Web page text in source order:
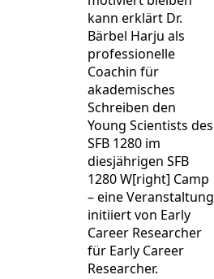
kann erklärt Dr.
Bärbel Harju als
professionelle
Coachin für
akademisches
Schreiben den
Young Scientists des
SFB 1280 im
diesjährigen SFB
1280 W[right] Camp
– eine Veranstaltung
initiiert von Early
Career Researcher
für Early Career
Researcher.